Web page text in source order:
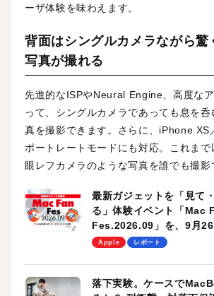
ーザ体験を味わえます。
背面はシングルカメラながら驚
写真が撮れる
先進的なISPやNeural Engine、高度な
って、シングルカメラであっても息を呑
真を撮影できます。さらに、iPhone XS
ポートレートモードにも対応。これまで
眼レフカメラのような写真を誰でも撮影
最新ガジェットを「見て
る」体験イベント「Mac
Fes.2026.09」を、9月
します！
Apple レポート
落下実験。ケースで